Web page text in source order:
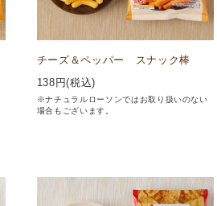
チーズ＆ペッパー スナック棒
138 円(税込)
※ナチュラルローソンではお取り扱いのない
場合もございます。